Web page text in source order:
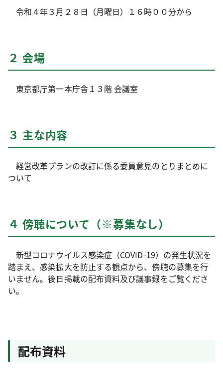
令和４年３月２８日（月曜日）１６時００分から
２ 会場
東京都庁第一本庁舎１３階 会議室
３ 主な内容
経営改革プランの改訂に係る委員意見のとりまとめに
ついて
４ 傍聴について（※募集なし）
新型コロナウイルス感染症（COVID-19）の発生状況を
踏まえ、感染拡大を防止する観点から、傍聴の募集を行
いません。後日掲載の配布資料及び議事録をご覧くださ
い。
配布資料